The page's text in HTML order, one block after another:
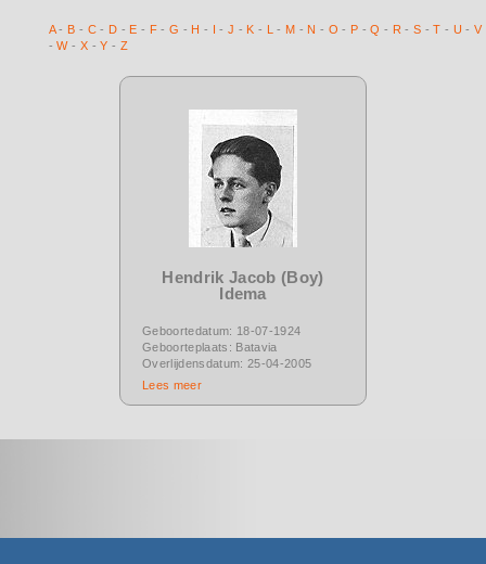
A- B - C- D - E - F- G - H - - J - K - L- M - N - O - P -Q - R - S -T - U -V
-W- X -Y - Z
Hendrik Jacob (Boy)
Idema
Geboortedatum: 18-07-1924
Geboorteplaats: Batavia
Overlijdensdatum: 25-04-2005
Lees meer